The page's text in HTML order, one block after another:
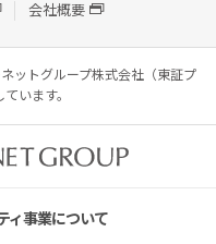
会社概要
ットグループ株式会社（東証プ
います。
ィ事業について